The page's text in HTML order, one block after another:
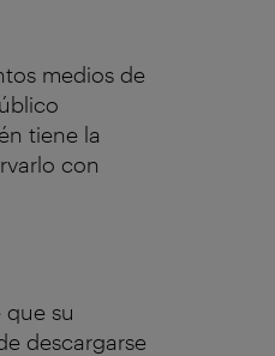
medios de
tiene la
con
que su
descargarse